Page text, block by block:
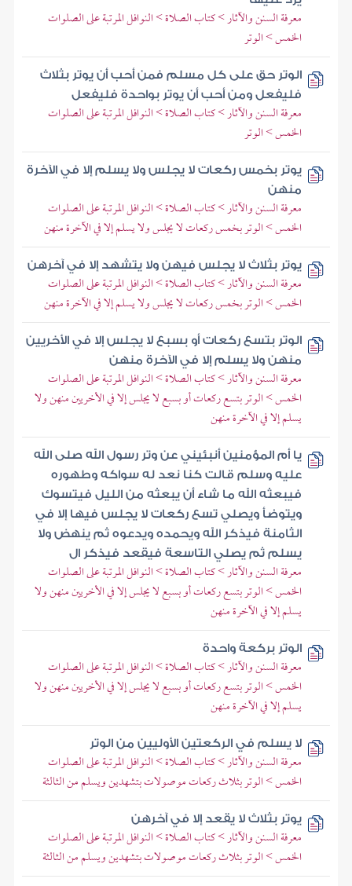
معرفة السنن والآثار > كتاب الصلاة > النوافل المرتبة على الصلوات
الخمس > الوتر
الوتر حق على كل مسلم فمن أحب أن يوتر بثلاث
فليفعل ومن أحب أن يوتر بواحدة فليفعل
معرفة السنن والآثار > كتاب الصلاة > النوافل المرتبة على الصلوات
الخمس > الوتر
يوتر بخمس ركعات لا يجلس ولا يسلم إلا في الآخرة
منهن
معرفة السنن والآثار > كتاب الصلاة > النوافل المرتبة على الصلوات
الخمس > الوتر بخمس ركعات لا يجلس ولا يسلم إلا في الآخرة منهن
يوتر بثلاث لا يجلس فيهن ولا يتشهد إلا في آخرهن
معرفة السنن والآثار > كتاب الصلاة > النوافل المرتبة على الصلوات
الخمس > الوتر بخمس ركعات لا يجلس ولا يسلم إلا في الآخرة منهن
الوتر بتسع ركعات أو بسبع لا يجلس إلا في الأخريين
منهن ولا يسلم إلا في الآخرة منهن
معرفة السنن والآثار > كتاب الصلاة > النوافل المرتبة على الصلوات
الخمس > الوتر بتسع ركعات أو بسبع لا يجلس إلا في الأخريين منهن ولا
يسلم إلا في الآخرة منهن
يا أم المؤمنين أنبئيني عن وتر رسول الله صلى الله
عليه وسلم قالت كنا نعد له سواكه وطهوره
فيبعثه الله ما شاء أن يبعثه من الليل فيتسوك
ويتوضأ ويصلي تسع ركعات لا يجلس فيها إلا في
الثامنة فيذكر الله ويحمده ويدعوه ثم ينهض ولا
يسلم ثم يصلي التاسعة فيقعد فيذكر ال
معرفة السنن والآثار > كتاب الصلاة > النوافل المرتبة على الصلوات
الخمس > الوتر بتسع ركعات أو بسبع لا يجلس إلا في الأخريين منهن ولا
يسلم إلا في الآخرة منهن
الوتر بركعة واحدة
معرفة السنن والآثار > كتاب الصلاة > النوافل المرتبة على الصلوات
الخمس > الوتر بتسع ركعات أو بسبع لا يجلس إلا في الأخريين منهن ولا
يسلم إلا في الآخرة منهن
لا يسلم في الركعتين الأوليين من الوتر
معرفة السنن والآثار > كتاب الصلاة > النوافل المرتبة على الصلوات
الخمس > الوتر بثلاث ركعات موصولات بتشهدين ويسلم من الثالثة
يوتر بثلاث لا يقعد إلا في آخرهن
معرفة السنن والآثار > كتاب الصلاة > النوافل المرتبة على الصلوات
الخمس > الوتر بثلاث ركعات موصولات بتشهدين ويسلم من الثالثة